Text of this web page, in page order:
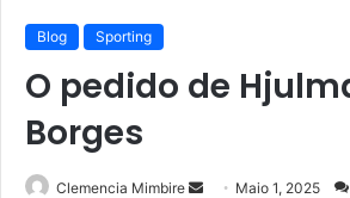
Blog Sporting
O pedido de
Borges
Clemencia Mimbire
Send Maio 1, 2025